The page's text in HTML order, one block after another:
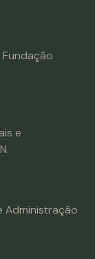
e
Administração